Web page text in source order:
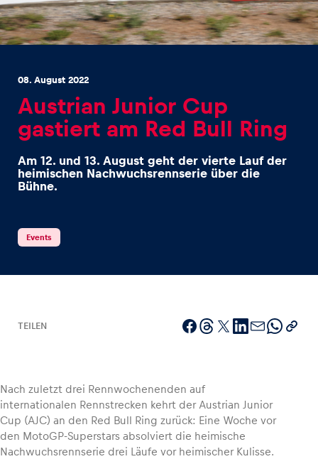
Events
Alle anzeigen
Erlebnisse
Alle anzeigen
Fahrzeug
Alle anzeigen
08. August 2022
Austrian Junior Cup
gastiert am Red Bull Ring
Am 12. und 13. August geht der vierte Lauf der
heimischen Nachwuchsrennserie über die
Bühne.
Events
TEILEN
Nach zuletzt drei Rennwochenenden auf
internationalen Rennstrecken kehrt der Austrian Junior
Cup (AJC) an den Red Bull Ring zurück: Eine Woche vor
den MotoGP-Superstars absolviert die heimische
Nachwuchsrennserie drei Läufe vor heimischer Kulisse.